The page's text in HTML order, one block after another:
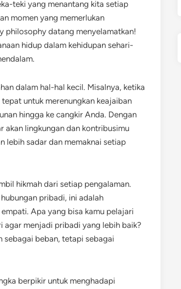
teki yang menantang kita setiap
momen yang memerlukan
philosophy datang menyelamatkan!
hidup dalam kehidupan sehari-
dalam hal-hal kecil. Misalnya, ketika
untuk merenungkan keajaiban
hingga ke cangkir Anda. Dengan
akan lingkungan dan kontribusimu
lebih sadar dan memaknai setiap
hikmah dari setiap pengalaman.
pribadi, ini adalah
Apa yang bisa kamu pelajari
agar menjadi pribadi yang lebih baik?
sebagai beban, tetapi sebagai
berpikir untuk menghadapi